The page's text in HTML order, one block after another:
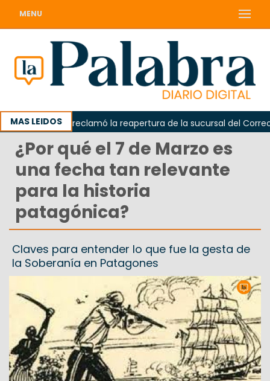
MENU
MAS LEIDOS
Odarda reclamó la reapertura de la sucursal del Correo
¿Por qué el 7 de Marzo es
una fecha tan relevante
para la historia
patagónica?
Claves para entender lo que fue la gesta de
la Soberanía en Patagones